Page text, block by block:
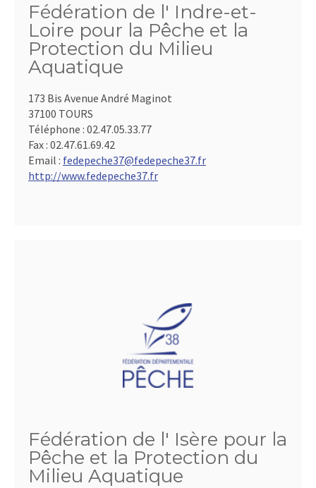
Fédération de l' Indre-et-
Loire pour la Pêche et la
Protection du Milieu
Aquatique
173 Bis Avenue André Maginot
37100 TOURS
Téléphone : 02.47.05.33.77
Fax : 02.47.61.69.42
Email : fedepeche37@fedepeche37.fr
http://www.fedepeche37.fr
Fédération de l' Isère pour la
Pêche et la Protection du
Milieu Aquatique